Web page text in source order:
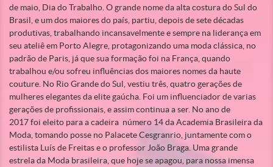
de maio, Dia do Trabalho. O grande nome da alta costura do Sul do
Brasil, e um dos maiores do país, partiu, depois de sete décadas
produtivas, trabalhando incansavelmente e sempre na liderança em
seu ateliê em Porto Alegre, protagonizando uma moda clássica, no
padrão de Paris, já que sua formação foi na França, quando
trabalhou e/ou sofreu influências dos maiores nomes da haute
couture. No Rio Grande do Sul, vestiu três, quatro gerações de
mulheres elegantes da elite gaúcha. Foi um influenciador de varias
gerações de profissionais, e assim continua a ser. No ano de
2017 foi eleito para a cadeira número 14 da Academia Brasileira da
Moda, tomando posse no Palacete Cesgranrio, juntamente com o
estilista Luís de Freitas e o professor João Braga. Uma grande
estrela da Moda brasileira, que hoje se apagou, para nossa imensa